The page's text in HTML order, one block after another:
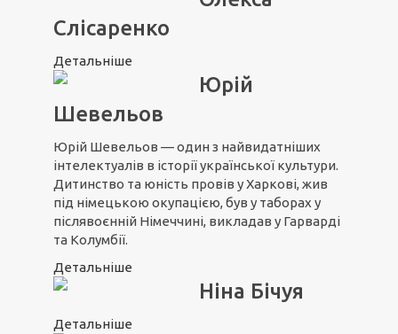
Слісаренко
Детальніше
Юрій
Шевельов
Юрій Шевельов — один з найвидатніших
інтелектуалів в історії української культури.
Дитинство та юність провів у Харкові, жив
під німецькою окупацією, був у таборах у
післявоєнній Німеччині, викладав у Гарварді
та Колумбії.
Детальніше
Ніна Бічуя
Детальніше